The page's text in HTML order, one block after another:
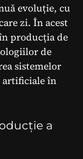
evoluție, cu
zi. În acest
producția de
de
sistemelor
artificiale în
a